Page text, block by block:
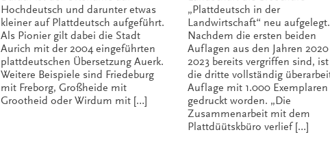
Hochdeutsch und darunter etwas
kleiner auf Plattdeutsch aufgeführt.
Als Pionier gilt dabei die Stadt
Aurich mit der 2004 eingeführten
plattdeutschen Übersetzung Auerk.
Weitere Beispiele sind Friedeburg
mit Freborg, Großheide mit
Grootheid oder Wirdum mit […]
„Plattdeutsch in der
Landwirtschaft“ neu aufgelegt.
Nachdem die ersten beiden
Auflagen aus den Jahren
2023 bereits vergriffen sind,
die dritte vollständig
Auflage mit 1.000 Exemplaren
gedruckt worden. „Die
Zusammenarbeit mit dem
Plattdüütskbüro verlief […]